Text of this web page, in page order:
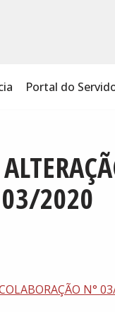
Portal do
03/2020
N°